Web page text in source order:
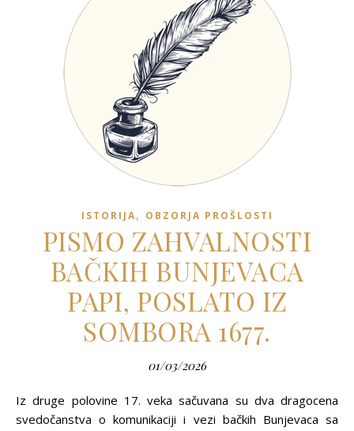
ISTORIJA, OBZORJA PROŠLOSTI
PISMO ZAHVALNOSTI
BAČKIH BUNJEVACA
PAPI, POSLATO IZ
SOMBORA 1677.
01/03/2026
Iz druge polovine 17. veka sačuvana su dva dragocena
svedočanstva o komunikaciji i vezi bačkih Bunjevaca sa